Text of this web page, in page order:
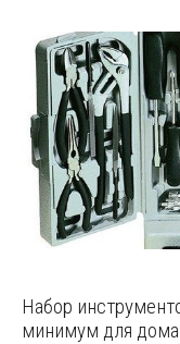
Набор
минимум для